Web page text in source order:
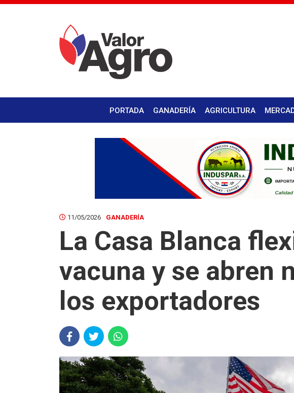
PORTADA GANADERÍA AGRICULTURA
11/05/2026 GANADERÍA
La Casa Blanca
vacuna y se abren
los exportadores